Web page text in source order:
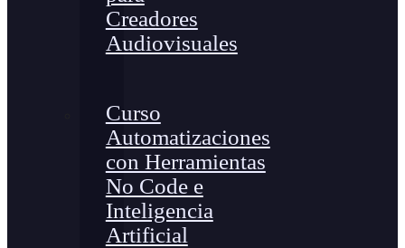
Creadores
Audiovisuales
Curso
Automatizaciones
con Herramientas
No Code e
Inteligencia
Artificial